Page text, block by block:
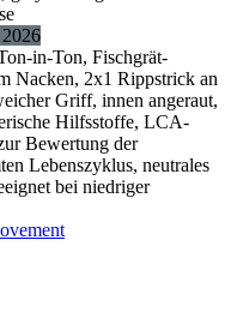
in-Ton, Fischgrät-
Nacken, 2x1 Rippstrick an
Griff, innen angeraut,
Hilfsstoffe, LCA-
Bewertung der
Lebenszyklus, neutrales
bei niedriger